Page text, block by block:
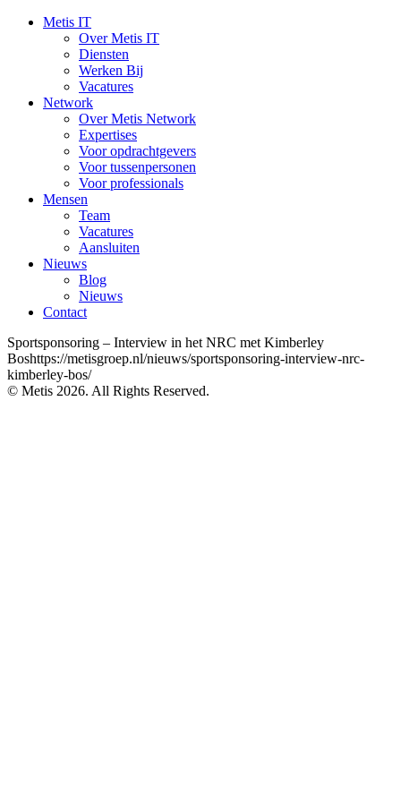
Metis IT
Over Metis IT
Diensten
Werken Bij
Vacatures
Network
Over Metis Network
Expertises
Voor opdrachtgevers
Voor tussenpersonen
Voor professionals
Mensen
Team
Vacatures
Aansluiten
Nieuws
Blog
Nieuws
Contact
Sportsponsoring – Interview in het NRC met Kimberley
Boshttps://metisgroep.nl/nieuws/sportsponsoring-interview-nrc-
kimberley-bos/
© Metis 2026. All Rights Reserved.